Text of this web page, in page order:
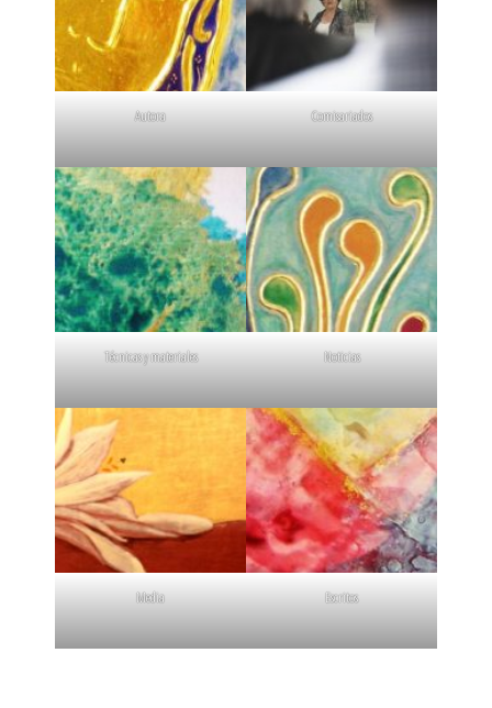
Autora Comisariados
Técnicas y materiales Noticias
Media Escritos